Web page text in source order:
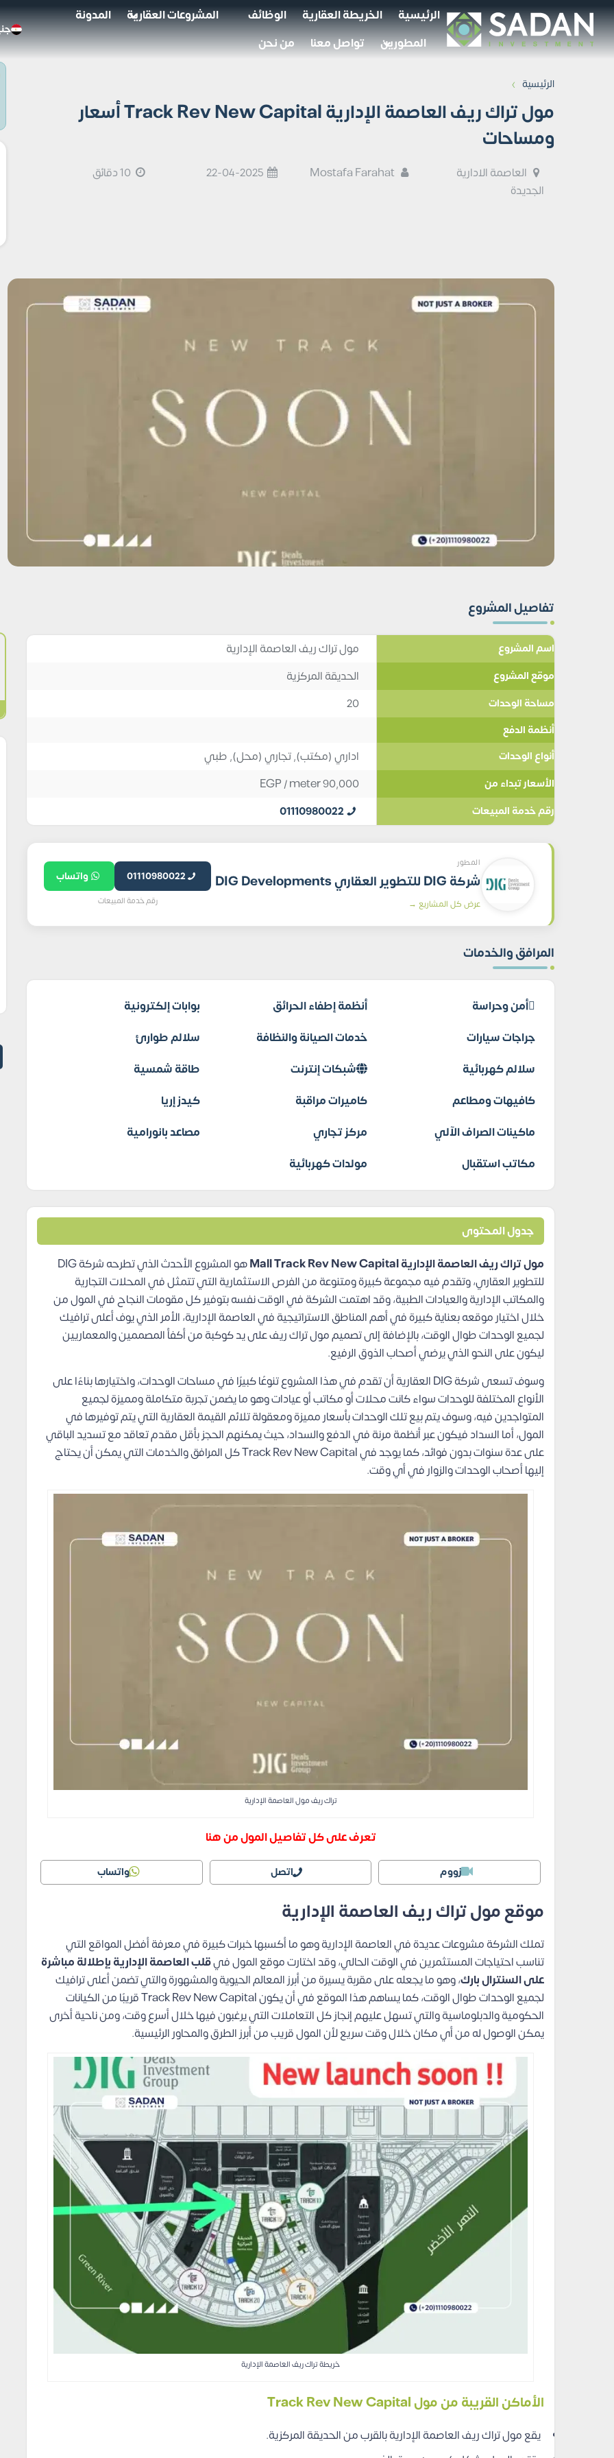
الرئيسية الخريطة العقارية الوظائف المشروعات العقارية
المدونة
المطورين
تواصل معنا من نحن
الرئيسية ›
مول تراك ريف العاصمة الإدارية Track Rev New Capital أسعار
ومساحات
العاصمة الادارية
الجديدة
22-04-2025
تفاصيل المشروع
اسم المشروع مول تراك ريف العاصمة الإدارية
موقع المشروع الحديقة المركزية
مساحة الوحدات 20
أنظمة الدفع
أنواع الوحدات
اداري (مكتب),تجاري (محل),طبي
الأسعار تبداء من 90,000
EGP/ meter
رقم خدمة المبيعات 01110980022
المطور
شركة DIG للتطوير العقاري DIG Developments
عرض كل المشاريع →
01110980022 واتساب
رقم خدمة المبيعات
المرافق والخدمات
أمن وحراسة أنظمة إطفاء الحرائق
بوابات إلكترونية
جراجات سيارات
خدمات الصيانة والنظافة
سلالم طوارئ
سلالم كهربائية
شبكات إنترنت
طاقة شمسية
كافيهات ومطاعم
كاميرات مراقبة
كيدز إريا
ماكينات الصراف الآلي
مركز تجاري
مصاعد بانورامية
مكاتب استقبال
مولدات كهربائية
جدول المحتوى
مول تراك ريف العاصمة الإدارية Mall Track Rev New Capital
هو المشروع الأحدث الذي تطرحه شركة DIG
للتطوير العقاري، وتقدم فيه مجموعة كبيرة ومتنوعة من الفرص الاستثمارية التي تتمثل في المحلات التجارية
والمكاتب الإدارية والعيادات الطبية، وقد اهتمت الشركة في الوقت نفسه بتوفير كل مقومات النجاح في المول من
خلال اختيار موقعه بعناية كبيرة في أهم المناطق الاستراتيجية في العاصمة الإدارية، الأمر الذي يوف أعلى ترافيك
لجميع الوحدات طوال الوقت، بالإضافة إلى تصميم مول تراك ريف على يد كوكبة من أكفأ المصممين والمعماريين
ليكون على النحو الذي يرضي أصحاب الذوق الرفيع.
وسوف تسعى شركة DIG العقارية أن تقدم في هذا المشروع تنوعًا كبيرًا في مساحات الوحدات، واختيارها بناءًا على
الأنواع المختلفة للوحدات سواء كانت محلات أو مكاتب أو عيادات وهو ما يضمن تجربة متكاملة ومميزة لجميع
المتواجدين فيه، وسوف يتم بيع تلك الوحدات بأسعار مميزة ومعقولة تلائم القيمة العقارية التي يتم توفيرها في
المول، أما السداد فيكون عبر أنظمة مرنة في الدفع والسداد، حيث يمكنهم الحجز بأقل مقدم تعاقد مع تسديد الباقي
على عدة سنوات بدون فوائد، كما يوجد في Track Rev New Capital كل المرافق والخدمات التي يمكن أن يحتاج
إليها أصحاب الوحدات والزوار في أي وقت.
تراك ريف مول العاصمة الإدارية
تعرف على كل تفاصيل المول من هنا
زووم اتصل واتساب
موقع مول تراك ريف العاصمة الإدارية
تملك الشركة مشروعات عديدة في العاصمة الإدارية وهو ما أكسبها خبرات كبيرة في معرفة أفضل المواقع التي
تناسب احتياجات المستثمرين في الوقت الحالي، وقد اختارت موقع المول فيقلب العاصمة الإدارية بإطلالة مباشرة
على السنترال بارك، وهو ما يجعله على مقربة يسيرة من أبرز المعالم الحيوية والمشهورة والتي تضمن أعلى ترافيك
لجميع الوحدات طوال الوقت، كما يساهم هذا الموقع في أن يكون Track Rev New Capital قريبًا من الكيانات
الحكومية والدبلوماسية والتي تسهل عليهم إنجاز كل التعاملات التي يرغبون فيها خلال أسرع وقت، ومن ناحية أخرى
يمكن الوصول له من أي مكان خلال وقت سريع لأن المول قريب من أبرز الطرق والمحاور الرئيسية.
خريطة تراك ريف العاصمة الإدارية
الأماكن القريبة من مول Track Rev New Capital
يقع مول تراك ريف العاصمة الإدارية بالقرب من الحديقة المركزية.